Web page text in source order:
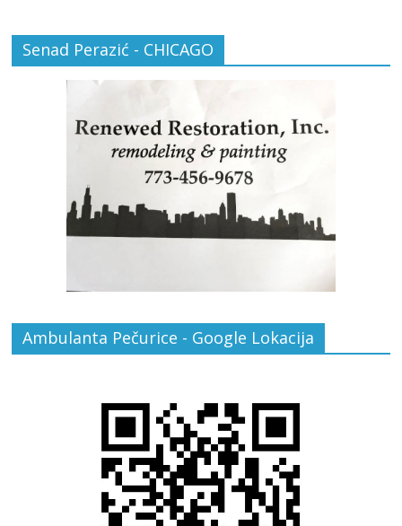
Senad Perazić - CHICAGO
Ambulanta Pečurice - Google Lokacija